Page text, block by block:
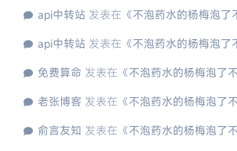
api中转站 发表在《不泡药水的杨梅泡了
api中转站 发表在《不泡药水的杨梅泡了
免费算命 发表在《不泡药水的杨梅泡了
老张博客 发表在《不泡药水的杨梅泡了
俞言友知 发表在《不泡药水的杨梅泡了